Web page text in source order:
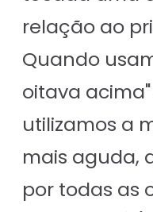
relação ao
Quando
oitava
utilizamos a
mais aguda,
por todas as